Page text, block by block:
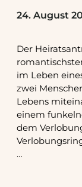
24. August
Der
im Leben
zwei
Lebens
einem
dem
…